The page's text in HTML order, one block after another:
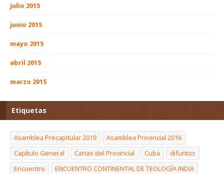
julio 2015
junio 2015
mayo 2015
abril 2015
marzo 2015
Etiquetas
Asamblea Precapitular 2019
Asamblea Provincial 2016
Capítulo General
Cartas del Provincial Cuba
difuntos
Encuentro
ENCUENTRO CONTINENTAL DE TEOLOGÍA INDIA